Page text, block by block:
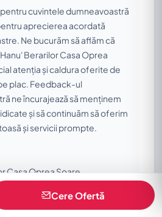
cuvintele dumneavoastră
aprecierea acordată
Ne bucurăm să aflăm că
Berarilor Casa Oprea
atenția și caldura oferite de
plac. Feedback-ul
ne încurajează să menținem
și să continuăm să oferim
și servicii prompte.
Casa Oprea Soare
Cere Ofertă